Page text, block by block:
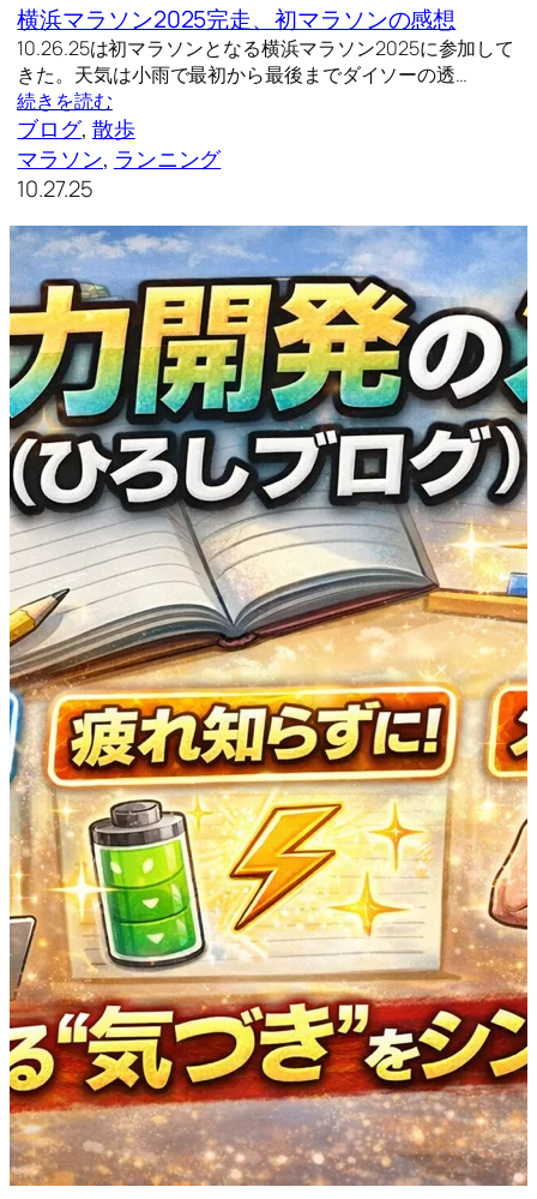
横浜マラソン2025完走、初マラソンの感想
10.26.25は初マラソンとなる横浜マラソン2025に参加して
きた。天気は小雨で最初から最後までダイソーの透…
続きを読む
ブログ, 散歩
マラソン, ランニング
10.27.25